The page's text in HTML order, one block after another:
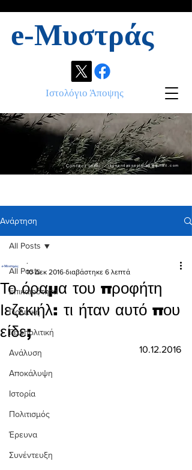
e-Μυστράς
Ιστολόγιο Άποψης
Contact info: ikonandassociates@gmail.com
Ανάρτηση
All Posts
Επικαιρότητα
Πολιτική
Γεωπολιτική
Ανάλυση
Αποκάλυψη
Ιστορία
Πολιτισμός
Έρευνα
Συνέντευξη
All Posts
Το όραμα του προφήτη
Ιεζεκιήλ: τι ήταν αυτό που
είδε;
.
10 Δεκ 2016 διαβάστηκε 6 λεπτά
10.12.2016